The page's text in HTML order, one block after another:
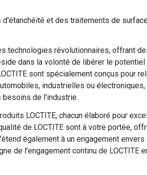
et des traitements de
technologies révolutionnaires, offrant
dans la volonté de libérer le
sont spécialement conçus pour
industrielles ou
besoins de l'industrie.
LOCTITE, chacun élaboré pour
de LOCTITE sont à votre portée,
également à un engagement
de l'engagement continu de